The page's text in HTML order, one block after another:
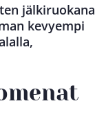
jälkiruokana
kevyempi